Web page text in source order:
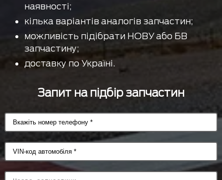
наявності;
кілька варіантів аналогів запчастин;
можливість підібрати НОВУ або БВ
запчастину;
доставку по Україні.
Запит на підбір запчастин